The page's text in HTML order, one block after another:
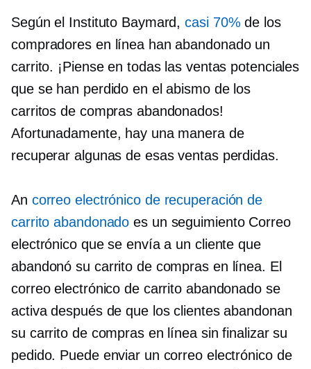
Según el Instituto Baymard,casi 70% de los
compradores en línea han abandonado un
carrito. ¡Piense en todas las ventas potenciales
que se han perdido en el abismo de los
carritos de compras abandonados!
Afortunadamente, hay una manera de
recuperar algunas de esas ventas perdidas.
An correo electrónico de recuperación de
carrito abandonado es un seguimientoCorreo
electrónico que se envía a un cliente que
abandonó su carrito de compras en línea. El
correo electrónico de carrito abandonado se
activa después de que los clientes abandonan
su carrito de compras en línea sin finalizar su
pedido. Puede enviar un correo electrónico de